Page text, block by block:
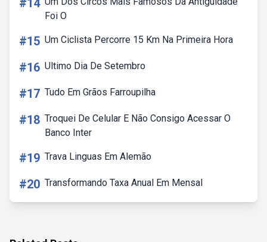
#14
Foi O
#15 Um Ciclista Percorre 15 Km Na Primeira Hora
#16 Ultimo Dia De Setembro
#17 Tudo Em Grãos Farroupilha
#18 Troquei De Celular E Não Consigo Acessar O
Banco Inter
#19 Trava Linguas Em Alemão
#20 Transformando Taxa Anual Em Mensal